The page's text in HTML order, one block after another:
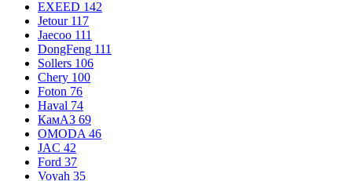
EXEED 142
Jetour 117
Jaecoo 111
DongFeng 111
Sollers 106
Chery 100
Foton 76
Haval 74
КамАЗ 69
OMODA 46
JAC 42
Ford 37
Voyah 35